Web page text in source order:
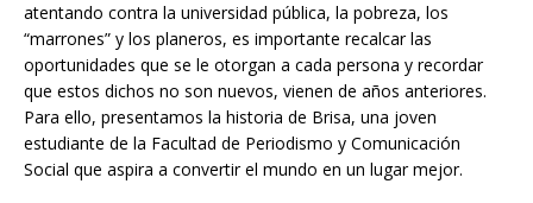
atentando contra la universidad pública, la pobreza, los
“marrones” y los planeros, es importante recalcar las
oportunidades que se le otorgan a cada persona y recordar
que estos dichos no son nuevos, vienen de años anteriores.
Para ello, presentamos la historia de Brisa, una joven
estudiante de la Facultad de Periodismo y Comunicación
Social que aspira a convertir el mundo en un lugar mejor.